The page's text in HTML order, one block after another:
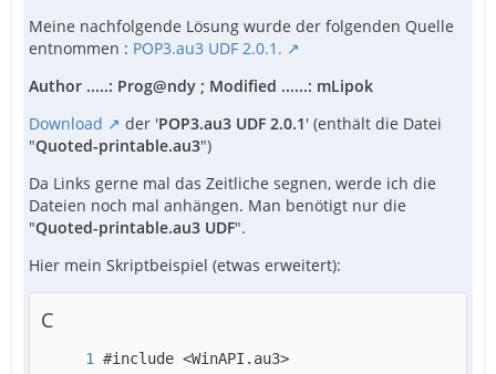
Meine nachfolgende Lösung wurde der folgenden Quelle
entnommen : POP3.au3 UDF 2.0.1.
Author .....: Prog@ndy ; Modified ......: mLipok
Download
der 'POP3.au3 UDF 2.0.1' (enthält die Datei
"Quoted-printable.au3")
Da Links gerne mal das Zeitliche segnen, werde ich die
Dateien noch mal anhängen. Man benötigt nur die
"Quoted-printable.au3 UDF".
Hier mein Skriptbeispiel (etwas erweitert):
C